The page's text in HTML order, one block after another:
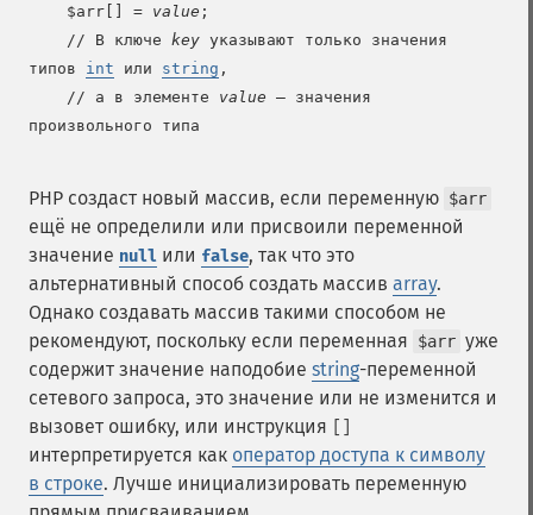
    $arr[] =
value ;
    // В ключе
key указывают только значения
типов int или string ,
    // а в элементе
value — значения
произвольного типа
PHP создаст новый массив, если переменную $arr
ещё не определили или присвоили переменной
значение null или false, так что это
альтернативный способ создать массив array.
Однако создавать массив такими способом не
рекомендуют, поскольку если переменная
$arr уже
содержит значение наподобие string-переменной
сетевого запроса, это значение или не изменится и
вызовет ошибку, или инструкция
интерпретируется как оператор доступа к символу
в строке. Лучше инициализировать переменную